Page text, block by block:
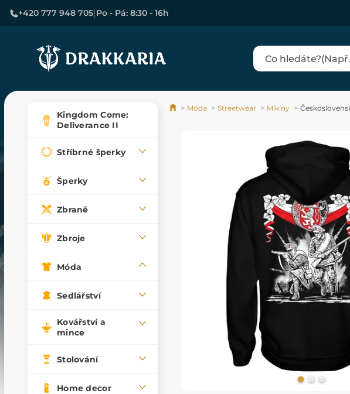
+420 777 948 705|Po - Pá: 8:30 - 16h
Kingdom Come:
Deliverance II
Stříbrné šperky
Šperky
Zbraně
Zbroje
Móda
Sedlářství
Kovářství a
mince
Stolování
Home decor
Móda Streetwear Mikiny